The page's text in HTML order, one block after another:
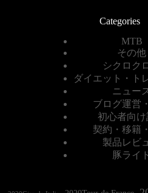
Categories
MTB
その他
シクロク
ダイエット・ト
ニュー
ブログ運営
初心者向け
契約・移籍
製品レビ
豚ライ